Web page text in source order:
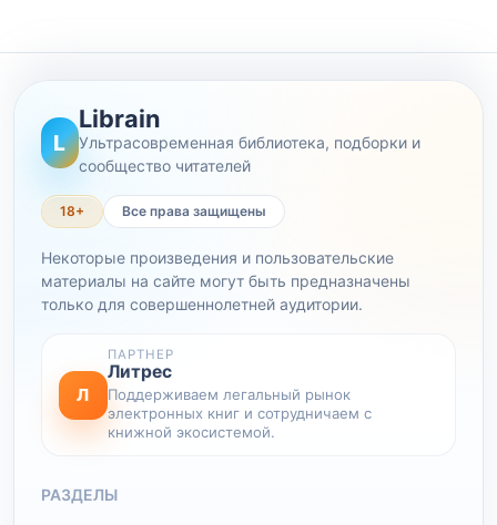
L
Librain
Ультрасовременная библиотека, подборки и
сообщество читателей
18+ Все права защищены
Некоторые произведения и пользовательские
материалы на сайте могут быть предназначены
только для совершеннолетней аудитории.
Л
ПАРТНЕР
Литрес
Поддерживаем легальный рынок
электронных книг и сотрудничаем с
книжной экосистемой.
РАЗДЕЛЫ